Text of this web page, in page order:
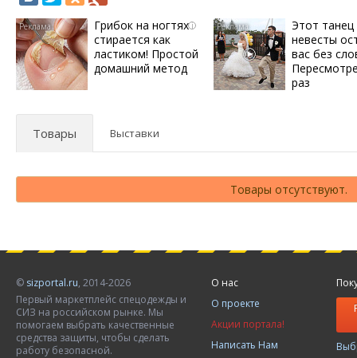
i
Грибок на ногтях
стирается как
ластиком! Простой
домашний метод
Этот танец
невесты
вас без
раз
Товары Выставки
Товары отсутствуют.
© sizportal.ru, 2014-2026
Первый маркетплейс спецодежды и
СИЗ на российском рынке. Мы
помогаем выбрать качественные
средства защиты, чтобы сделать
работу безопасной.
О нас
О проекте
Акции портала!
Написать Нам